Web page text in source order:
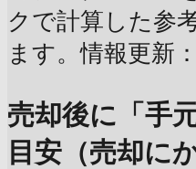
クで計算した参
ます。情報更新
売却後に「手
目安（売却に